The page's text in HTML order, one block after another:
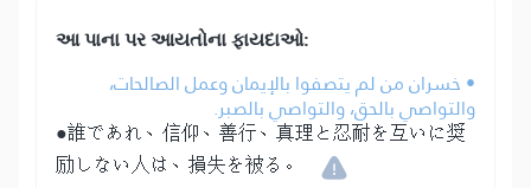
આ પાના પર આયતોના ફાયદાઓ:
• خسران من لم يتصفوا بالإيمان وعمل الصالحات،
والتواصي بالحق، والتواصي بالصبر.
●誰であれ、信仰、善行、真理と忍耐を互いに奨
励しない人は、損失を被る。